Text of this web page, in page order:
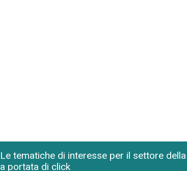
Le tematiche di interesse per il settore
a portata di click